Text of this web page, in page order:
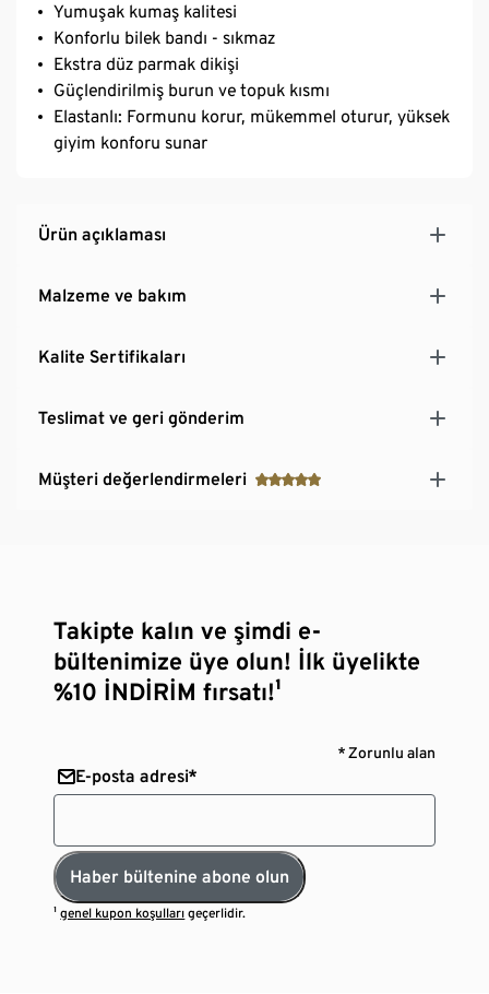
Yumuşak kumaş kalitesi
Konforlu bilek bandı - sıkmaz
Ekstra düz parmak dikişi
Güçlendirilmiş burun ve topuk kısmı
Elastanlı: Formunu korur, mükemmel oturur, yüksek
giyim konforu sunar
Ürün açıklaması
Malzeme ve bakım
Kalite Sertifikaları
Teslimat ve geri gönderim
Müşteri değerlendirmeleri
Takipte kalın ve şimdi e-
bültenimize üye olun! İlk üyelikte
%10 İNDİRİM fırsatı!¹
* Zorunlu alan
E-posta adresi*
Haber bültenine abone olun
¹genel kupon koşulları geçerlidir.